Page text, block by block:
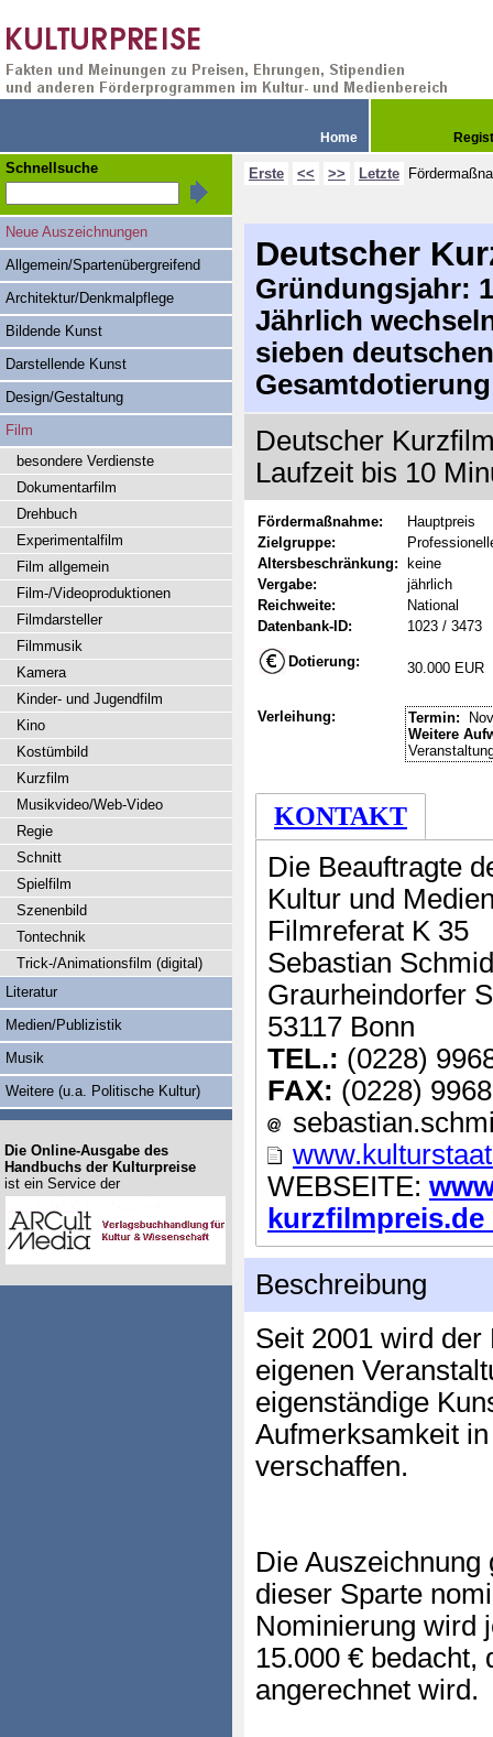
Home
Erste << >> Letzte
Deutscher
Gründungsjahr:
Jährlich
sieben
Deutscher
Laufzeit bis 10
Fördermaßnahme:
Hauptpreis
Zielgruppe:
Altersbeschränkung:
keine
Vergabe:
jährlich
Reichweite:
National
Datenbank-ID:
1023 / 3473
Dotierung: 30.000 EUR
Verleihung: Termin:
Weitere
KONTAKT
Die Beauftragte
Kultur und
Filmreferat K 35
Sebastian
Graurheindorfer
53117 Bonn
TEL.: (0228)
FAX: (0228)
WEBSEITE:
kurzfilmpreis.de
Beschreibung
Seit 2001 wird
eigenen
eigenständige
Aufmerksamkeit
verschaffen.
Die Auszeichnung
dieser Sparte
Nominierung wird
15.000 € bedacht,
angerechnet wird.
Schnellsuche
Neue Auszeichnungen
Allgemein/Spartenübergreifend
Architektur/Denkmalpflege
Bildende Kunst
Darstellende Kunst
Design/Gestaltung
Film
besondere Verdienste
Dokumentarfilm
Drehbuch
Experimentalfilm
Film allgemein
Film-/Videoproduktionen
Filmdarsteller
Filmmusik
Kamera
Kinder- und Jugendfilm
Kino
Kostümbild
Kurzfilm
Musikvideo/Web-Video
Regie
Schnitt
Spielfilm
Szenenbild
Tontechnik
Trick-/Animationsfilm (digital)
Literatur
Medien/Publizistik
Musik
Weitere (u.a. Politische Kultur)
Die Online-Ausgabe des
Handbuchs der Kulturpreise
ist ein Service der